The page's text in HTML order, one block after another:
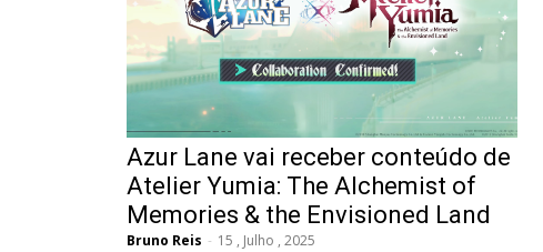
Azur Lane vai receber conteúdo de
Atelier Yumia: The Alchemist of
Memories & the Envisioned Land
Bruno Reis - 15 , Julho , 2025